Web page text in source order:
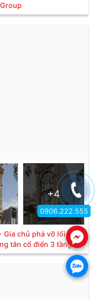
+4
chủ phá vỡ lối mòn
tân cổ điển 3 tầng
.
.
0906.222.555